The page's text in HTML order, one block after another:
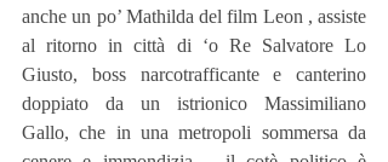
anche un po’ Mathilda del film Leon , assiste
al ritorno in città di ‘o Re Salvatore Lo
Giusto, boss narcotrafficante e canterino
doppiato da un istrionico Massimiliano
Gallo, che in una metropoli sommersa da